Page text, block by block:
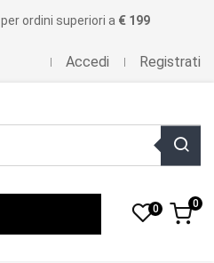
per ordini superiori a € 199
Accedi Registrati
0 0